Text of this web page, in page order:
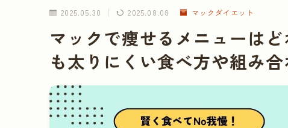
2025.05.30 2025.08.08 マックダイエット
マックで痩せるメニューは
も太りにくい食べ方や組み